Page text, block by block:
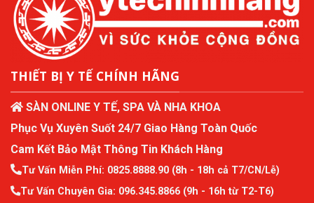
THIẾT BỊ Y TẾ CHÍNH HÃNG
SÀN ONLINE Y TẾ, SPA VÀ NHA KHOA
Phục Vụ Xuyên Suốt 24/7 Giao Hàng Toàn Quốc
Cam Kết Bảo Mật Thông Tin Khách Hàng
Tư Vấn Miễn Phí: 0825.8888.90 (8h - 18h cả T7/CN/Lễ)
Tư Vấn Chuyên Gia: 096.345.8866 (9h - 16h từ T2-T6)